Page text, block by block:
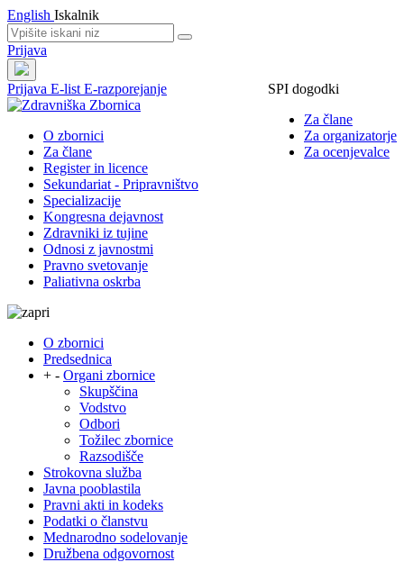
English Iskalnik
Prijava
Prijava
SPI dogodki
Za člane
Za organizatorje
Za ocenjevalce
E-list E-razporejanje
O zbornici
Za člane
Register in licence
Sekundariat - Pripravništvo
Specializacije
Kongresna dejavnost
Zdravniki iz tujine
Odnosi z javnostmi
Pravno svetovanje
Paliativna oskrba
O zbornici
Predsednica
+ - Organi zbornice
Skupščina
Vodstvo
Odbori
Tožilec zbornice
Razsodišče
Strokovna služba
Javna pooblastila
Pravni akti in kodeks
Podatki o članstvu
Mednarodno sodelovanje
Družbena odgovornost